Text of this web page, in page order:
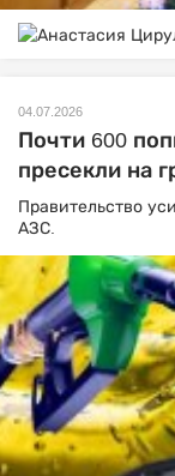
04.07.2026
Почти 600
пресекли на
Правительство
АЗС.